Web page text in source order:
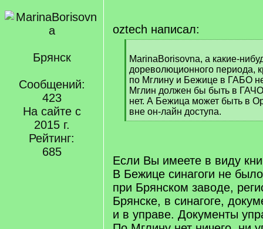
Брянск
Сообщений:
423
На сайте с
2015 г.
Рейтинг:
685
oztech написал:
q
]
MarinaBorisovna, а какие-
дореволюционного периода,
по Мглину и Бежице в ГАБО
Мглин должен бы быть в
нет. А Бежица может быть в
вне он-лайн доступа.
[
Если Вы имеете в виду
В Бежице синагоги не
при Брянском заводе,
Брянске, в синагоге,
и в управе. Документы